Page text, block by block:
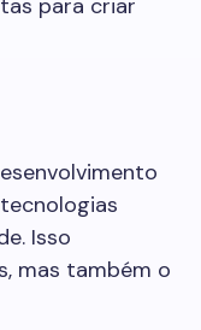
para criar
Isso
mas também o